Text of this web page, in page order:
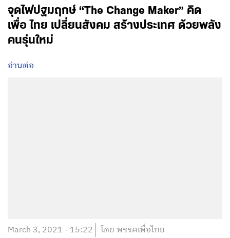
จุดไฟปฐมฤกษ์ “The Change Maker” คิด
เพื่อ ไทย เปลี่ยนสังคม สร้างประเทศ ด้วยพลัง
คนรุ่นใหม่
อ่านต่อ
March 3, 2021 - 15:22 โดย พรรคเพื่อไทย